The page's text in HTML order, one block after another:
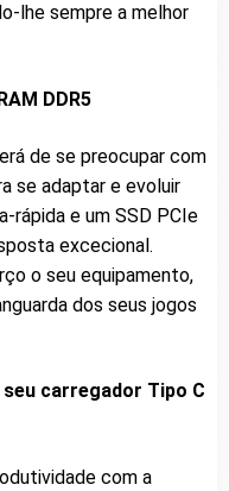
lhe sempre a melhor
DDR5
de se preocupar com
se adaptar e evoluir
rápida e um SSD PCIe
excecional.
o seu equipamento,
dos seus jogos
carregador Tipo C
com a